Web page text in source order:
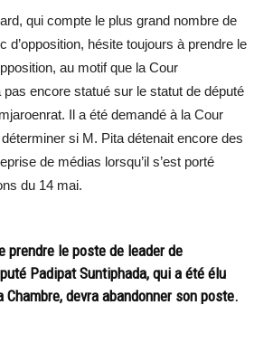
qui compte le plus grand nombre de
d’opposition, hésite toujours à prendre le
au motif que la Cour
pas encore statué sur le statut de député
Il a été demandé à la Cour
si M. Pita détenait encore des
de médias lorsqu’il s’est porté
du 14 mai.
prendre le poste de leader de
Padipat Suntiphada, qui a été élu
devra abandonner son poste.